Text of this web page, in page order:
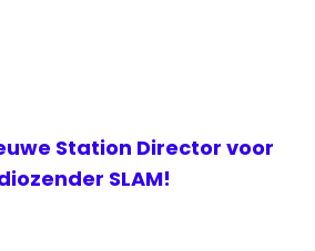
Station Director voor
SLAM!